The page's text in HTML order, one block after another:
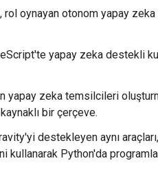
rol oynayan otonom yapay
yapay zeka destekli
yapay zeka temsilcileri
bir çerçeve.
destekleyen aynı
kullanarak Python'da